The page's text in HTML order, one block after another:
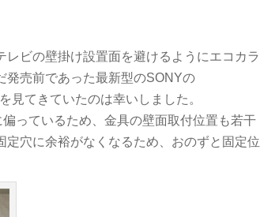
ビの壁掛け設置面を避けるようにエコカラ
発売前であった最新型のSONYの
見てきていたのは幸いしました。
っているため、金具の壁面取付位置も若干
穴に余裕がなくなるため、おのずと固定位